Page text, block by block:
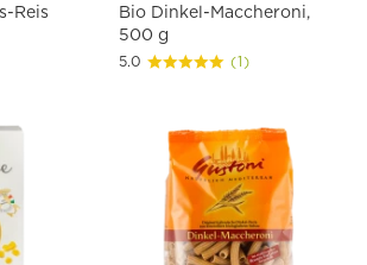
Reis
Bio Dinkel-Maccheroni,
500 g
5.0 (1)